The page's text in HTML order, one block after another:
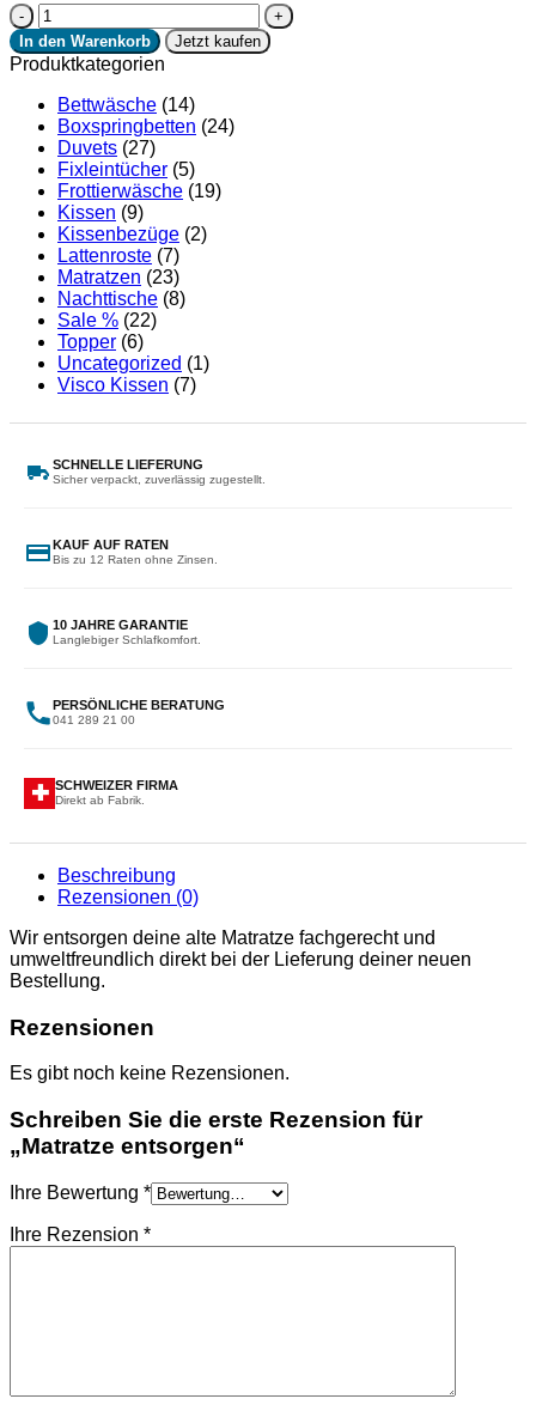
Matratze
entsorgen
Menge
In den Warenkorb Jetzt kaufen
Produktkategorien
Bettwäsche (14)
Boxspringbetten (24)
Duvets (27)
Fixleintücher (5)
Frottierwäsche (19)
Kissen (9)
Kissenbezüge (2)
Lattenroste (7)
Matratzen (23)
Nachttische (8)
Sale % (22)
Topper (6)
Uncategorized (1)
Visco Kissen (7)
SCHNELLE LIEFERUNG
Sicher verpackt, zuverlässig zugestellt.
KAUF AUF RATEN
Bis zu 12 Raten ohne Zinsen.
10 JAHRE GARANTIE
Langlebiger Schlafkomfort.
PERSÖNLICHE BERATUNG
041 289 21 00
✚ SCHWEIZER FIRMA
Direkt ab Fabrik.
Beschreibung
Rezensionen (0)
Wir entsorgen deine alte Matratze fachgerecht und
umweltfreundlich direkt bei der Lieferung deiner neuen
Bestellung.
Rezensionen
Es gibt noch keine Rezensionen.
Schreiben Sie die erste Rezension für
„Matratze entsorgen“
Ihre Bewertung *
Ihre Rezension *